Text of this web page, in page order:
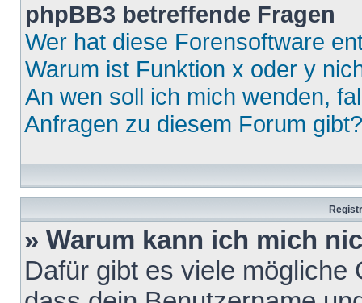
phpBB3 betreffende Fragen
Wer hat diese Forensoftware
Warum ist Funktion x oder y
An wen soll ich mich wenden,
Anfragen zu diesem Forum gibt?
» Warum kann ich mich
Dafür gibt es viele